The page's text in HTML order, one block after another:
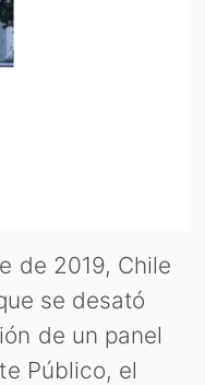
de 2019, Chile
se desató
de un panel
Público, el